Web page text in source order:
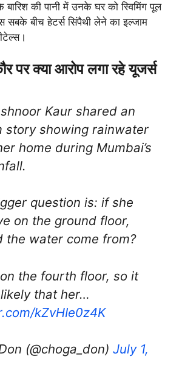
की पानी में उनके घर को स्विमिंग पूल
सबके बीच हेटर्स सिंपैथी लेने का इल्जाम
पर क्या आरोप लगा रहे यूजर्स
Kaur shared an
story showing rainwater
home during Mumbai’s
question is: if she
on the ground floor,
the water come from?
the fourth floor, so it
that her…
kZvHIe0z4K
(@choga_don) July 1,